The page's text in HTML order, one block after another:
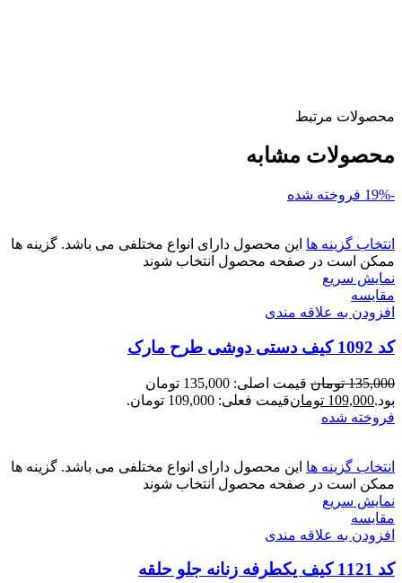
محصولات مرتبط
محصولات مشابه
-19% فروخته شده
انتخاب گزینه ها این محصول دارای انواع مختلفی می باشد. گزینه ها
ممکن است در صفحه محصول انتخاب شوند
نمایش سریع
مقايسه
افزودن به علاقه مندی
کد 1092 کیف دستی دوشی طرح مارک
135,000 تومان
قیمت اصلی: 135,000 تومان
بود.109,000 تومانقیمت فعلی: 109,000 تومان.
فروخته شده
انتخاب گزینه ها این محصول دارای انواع مختلفی می باشد. گزینه ها
ممکن است در صفحه محصول انتخاب شوند
نمایش سریع
مقايسه
افزودن به علاقه مندی
کد 1121 کیف یکطرفه زنانه جلو حلقه